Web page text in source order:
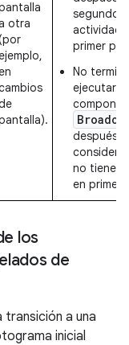
otra
segundos
actividad
primer
No
después
no tienes
en primer
los
de
transición a una
inicial